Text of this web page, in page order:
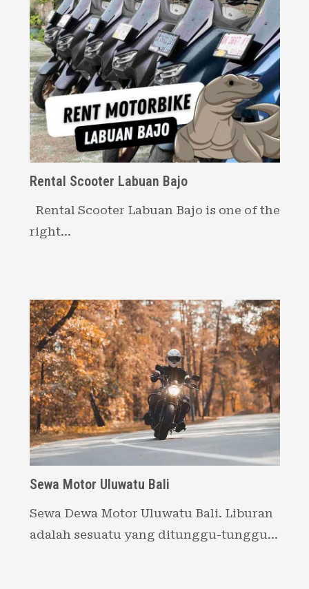
Rental Scooter Labuan Bajo
Rental Scooter Labuan Bajo is one of the
right…
Sewa Motor Uluwatu Bali
Sewa Dewa Motor Uluwatu Bali. Liburan
adalah sesuatu yang ditunggu-tunggu…